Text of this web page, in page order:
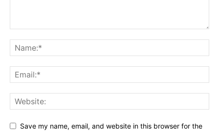
Save my name, email, and website in this browser for the